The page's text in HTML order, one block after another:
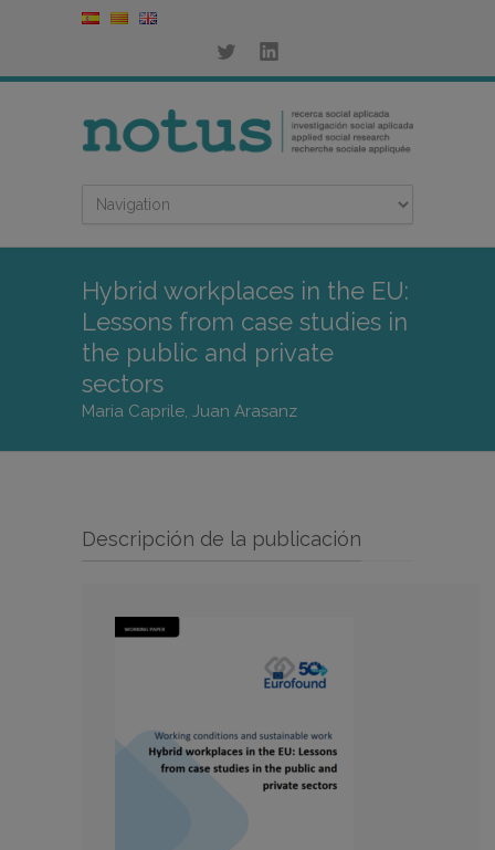
Hybrid workplaces in the EU:
Lessons from case studies in
the public and private
sectors
Maria Caprile, Juan Arasanz
Descripción de la publicación